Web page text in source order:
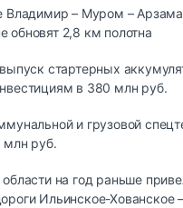
Владимир – Муром –
обновят 2,8 км полотна
стартерных
в 380 млн руб.
и грузовой
млн руб.
на год раньше
Ильинское-Хованское –